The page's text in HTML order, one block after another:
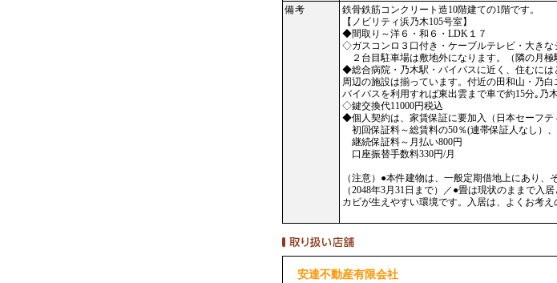
備考
鉄骨鉄筋コンクリート造10階建ての1階です。
【ノビリティ浜乃木105号室】
◆間取り～洋６・和６・LDK１７
◇ガスコンロ３口付き・ケーブルテレビ・大きな
２台目駐車場は敷地外になります。（隣の月極
◆総合病院・乃木駅・バイパスに近く、住むに
周辺の施設は揃っています。付近の田和山・乃
バイパスを利用すれば東出雲まで車で約15分｡乃
◇鍵交換代11000円税込
◆個人契約は、家賃保証に要加入（日本セーフテ
初回保証料～総賃料の50％(連帯保証人なし）、
継続保証料～月払い800円
口座振替手数料330円/月
（注意）●本件建物は、一般定期借地上にあり、
（2048年3月31日まで）／●畳は現状のままで入
カビが生えやすい環境です。入居は、よくお考え
安達不動産有限会社